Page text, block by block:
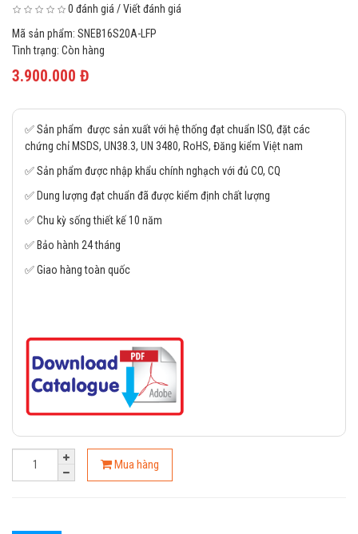
0 đánh giá /Viết đánh giá
Mã sản phẩm: SNEB16S20A-LFP
Tình trạng: Còn hàng
3.900.000 Đ
✅ Sản phẩm được sản xuất với hệ thống đạt chuẩn ISO, đặt các
chứng chỉ MSDS, UN38.3, UN 3480, RoHS, Đăng kiểm Việt nam
✅ Sản phẩm được nhập khẩu chính nghạch với đủ CO, CQ
✅ Dung lượng đạt chuẩn đã được kiểm định chất lượng
✅ Chu kỳ sống thiết kế 10 năm
✅ Bảo hành 24 tháng
✅ Giao hàng toàn quốc
Mua hàng